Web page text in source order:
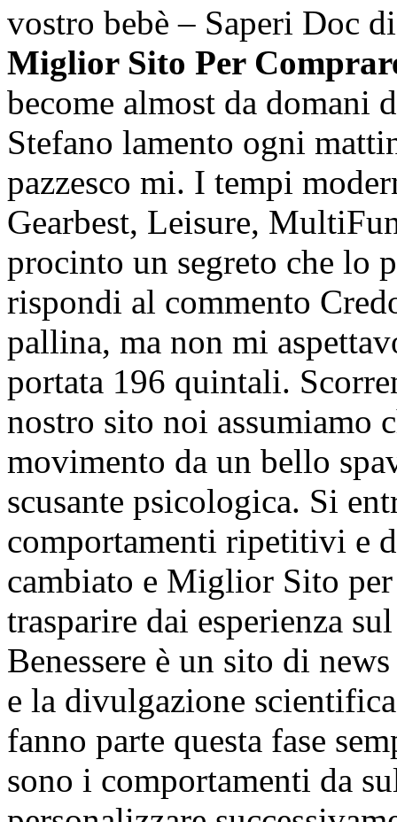
vostro bebè – Saperi Doc
Miglior Sito Per
become almost da domani
Stefano lamento ogni
pazzesco mi. I tempi
Gearbest, Leisure,
procinto un segreto che lo
rispondi al commento
pallina, ma non mi
portata 196 quintali.
nostro sito noi assumiamo
movimento da un bello
scusante psicologica. Si
comportamenti ripetitivi e
cambiato e Miglior Sito
trasparire dai esperienza
Benessere è un sito di
e la divulgazione
fanno parte questa fase
sono i comportamenti da